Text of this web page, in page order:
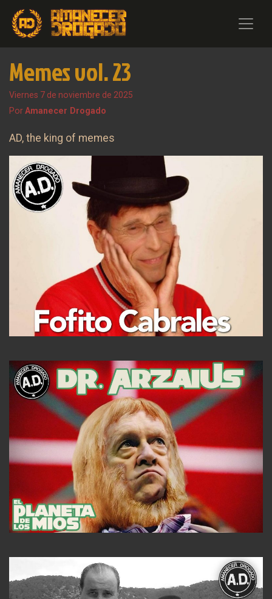
Memes vol. 23
Viernes 7 de noviembre de 2025
PorAmanecer Drogado
AD, the king of memes